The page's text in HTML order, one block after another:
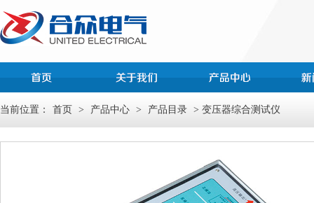
当前位置： 首页 > 产品中心 > 产品目录 > 变压器综合测试仪